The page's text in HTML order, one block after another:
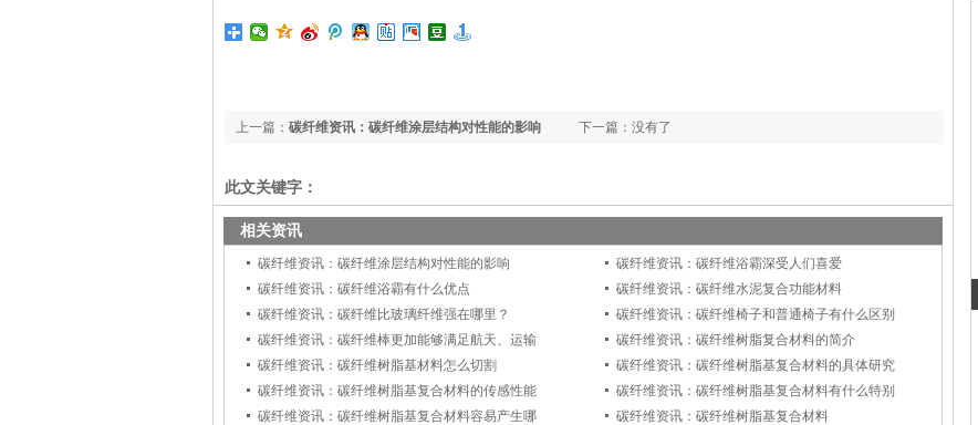
下一篇：没有了
上一篇： 碳纤维资讯：碳纤维涂层结构对性能的影响
此文关键字：
相关资讯
碳纤维资讯：碳纤维涂层结构对性能的影响
碳纤维资讯：碳纤维浴霸深受人们喜爱
碳纤维资讯：碳纤维浴霸有什么优点
碳纤维资讯：碳纤维水泥复合功能材料
碳纤维资讯：碳纤维比玻璃纤维强在哪里？
碳纤维资讯：碳纤维椅子和普通椅子有什么区别
碳纤维资讯：碳纤维棒更加能够满足航天、运输
碳纤维资讯：碳纤维树脂复合材料的简介
碳纤维资讯：碳纤维树脂基材料怎么切割
碳纤维资讯：碳纤维树脂基复合材料的具体研究
碳纤维资讯：碳纤维树脂基复合材料的传感性能
碳纤维资讯：碳纤维树脂基复合材料有什么特别
碳纤维资讯：碳纤维树脂基复合材料容易产生哪
碳纤维资讯：碳纤维树脂基复合材料